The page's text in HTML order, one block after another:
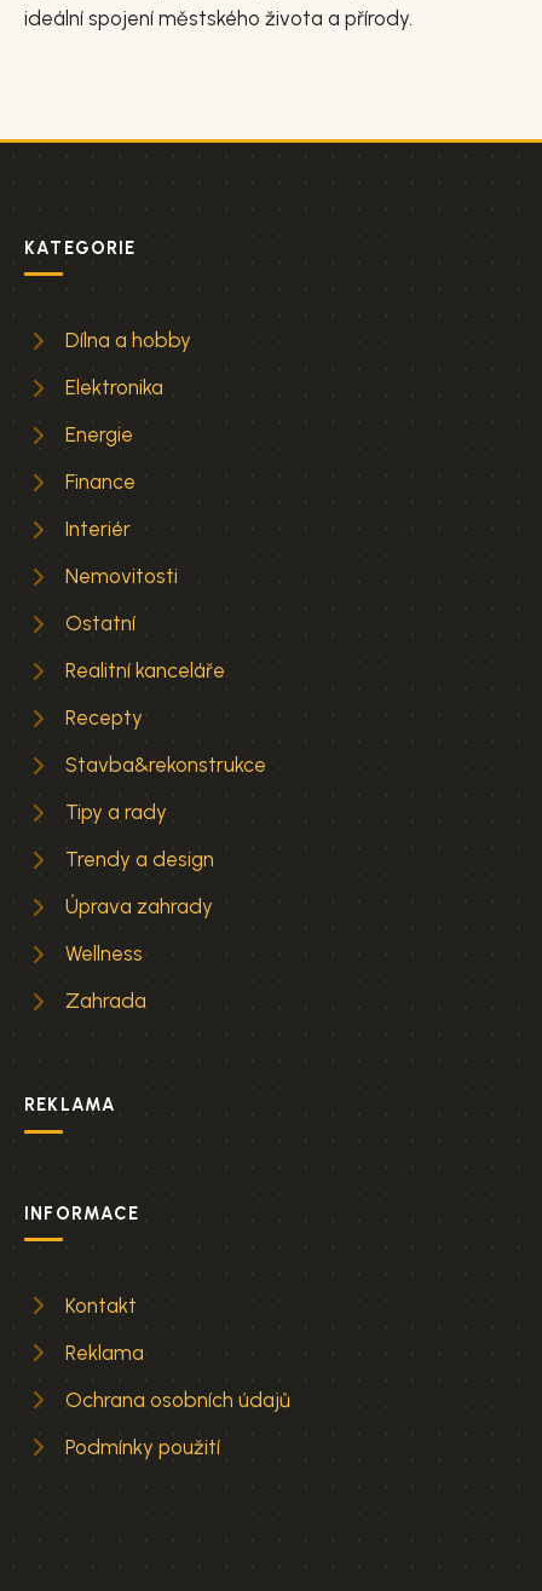
ideální spojení městského života a přírody.
KATEGORIE
Dílna a hobby
Elektronika
Energie
Finance
Interiér
Nemovitosti
Ostatní
Realitní kanceláře
Recepty
Stavba&rekonstrukce
Tipy a rady
Trendy a design
Úprava zahrady
Wellness
Zahrada
REKLAMA
INFORMACE
Kontakt
Reklama
Ochrana osobních údajů
Podmínky použití